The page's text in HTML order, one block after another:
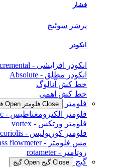
فشار
پرشر سوئیچ
انکودر
انکودر افزایشی - incremental
انکودر مطلق - Absolute
خط کش آنالوگ
خط کش اهمی
فلومتر
Close فلومتر Open فلومتر
فلومتر الکترومغناطیس - electromagnetic
فلومتر ورتکس - vortex
فلومتر کوریولیس - coriolis
مس فلومتر - mass flowmeter
روتامتر - rotameter
گیج
Close گیج Open گیج